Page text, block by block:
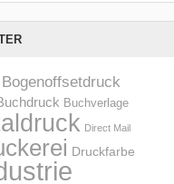
Bogenoffsetdruck
Buchverlage
Direct Mail
Druckfarbe